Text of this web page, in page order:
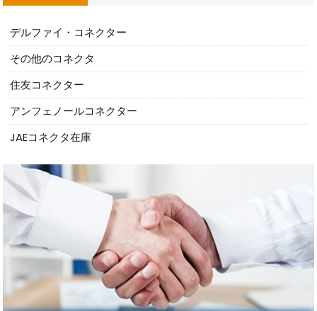
デルファイ・コネクター
その他のコネクタ
住友コネクター
アンフェノールコネクター
JAEコネクタ在庫